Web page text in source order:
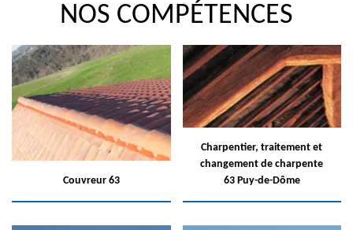
NOS COMPÉTENCES
Couvreur 63
Charpentier, traitement et
changement de charpente
63 Puy-de-Dôme